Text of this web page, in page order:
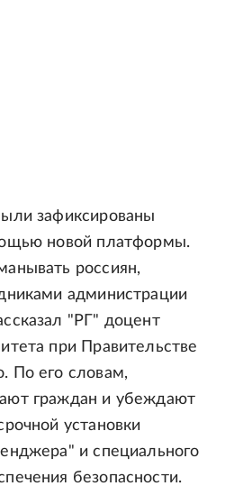
зафиксированы
новой платформы.
россиян,
администрации
"РГ" доцент
при Правительстве
По его словам,
граждан и убеждают
установки
и специального
безопасности.